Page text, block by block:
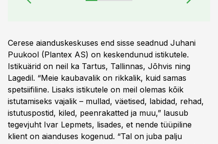
Cerese aianduskeskuses end sisse seadnud Juhani
Puukool (Plantex AS) on keskendunud istikutele.
Istikuärid on neil ka Tartus, Tallinnas, Jõhvis ning
Lagedil. “Meie kaubavalik on rikkalik, kuid samas
spetsiifiline. Lisaks istikutele on meil olemas kõik
istutamiseks vajalik – mullad, väetised, labidad, rehad,
istutuspostid, kiled, peenrakatted ja muu,” lausub
tegevjuht Ivar Lepmets, lisades, et nende tüüpiline
klient on aianduses kogenud. “Tal on juba palju